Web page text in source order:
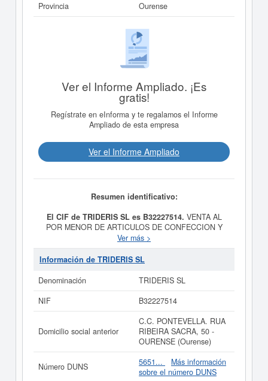
Provincia
Ourense
Ver el Informe Ampliado. ¡Es
gratis!
Regístrate en eInforma y te regalamos el Informe
Ampliado de esta empresa
Ver el Informe Ampliado
Resumen identificativo:
El CIF de TRIDERIS SL es B32227514. VENTA AL
POR MENOR DE ARTICULOS DE CONFECCION Y
TEXTIL es el propósito final de la empresa
SL, dada de alta el día 20/08/1997. Su CNAE
correspondiente es 6820 - Alquiler de bienes
correspondientes al número SIC deTRIDERIS SL
empresa ha sido el 14/10/2024. Acumula un total de 21
pueden pedir algunas subvenciones. Si desea saber
cuales son puede hacer la consulta en esta página. El
capital social de la empresa se encuentra dentro del
TRIDERIS SLestá dada de
alta en el Registro Mercantil de Ourense y tiene 25
actos publicados en el BORME.
Ver más >
Información de TRIDERIS SL
Denominación
TRIDERIS SL
NIF
B32227514
Domicilio social anterior
C.C. PONTEVELLA. RUA
RIBEIRA SACRA, 50 -
OURENSE (Ourense)
Número DUNS 5651...
Más información
sobre el número DUNS